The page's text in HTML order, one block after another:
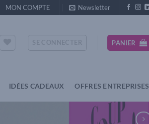
MON COMPTE Newsletter
PANIER
IDÉES CADEAUX OFFRES ENTREPRISES